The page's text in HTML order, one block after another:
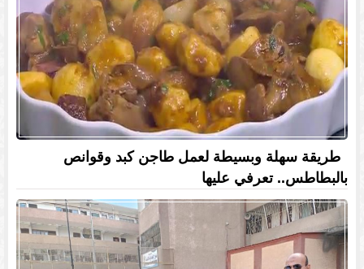
طريقة سهلة وبسيطة لعمل طاجن كبد وقوانص
بالبطاطس.. تعرفي عليها